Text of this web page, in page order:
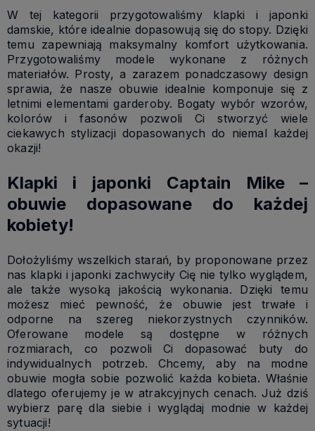
W tej kategorii przygotowaliśmy klapki i japonki
damskie, które idealnie dopasowują się do stopy. Dzięki
temu zapewniają maksymalny komfort użytkowania.
Przygotowaliśmy modele wykonane z różnych
materiałów. Prosty, a zarazem ponadczasowy design
sprawia, że nasze obuwie idealnie komponuje się z
letnimi elementami garderoby. Bogaty wybór wzorów,
kolorów i fasonów pozwoli Ci stworzyć wiele
ciekawych stylizacji dopasowanych do niemal każdej
okazji!
Klapki i japonki Captain Mike –
obuwie dopasowane do każdej
kobiety!
Dołożyliśmy wszelkich starań, by proponowane przez
nas klapki i japonki zachwyciły Cię nie tylko wyglądem,
ale także wysoką jakością wykonania. Dzięki temu
możesz mieć pewność, że obuwie jest trwałe i
odporne na szereg niekorzystnych czynników.
Oferowane modele są dostępne w różnych
rozmiarach, co pozwoli Ci dopasować buty do
indywidualnych potrzeb. Chcemy, aby na modne
obuwie mogła sobie pozwolić każda kobieta. Właśnie
dlatego oferujemy je w atrakcyjnych cenach. Już dziś
wybierz parę dla siebie i wyglądaj modnie w każdej
sytuacji!